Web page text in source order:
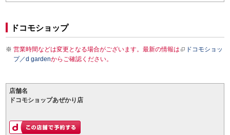
ドコモショップ
営業時間などは変更となる場合がございます。最新の情報は
ドコモショッ
プ／d gardenからご確認ください。
店舗名
ドコモショップあぜかり店